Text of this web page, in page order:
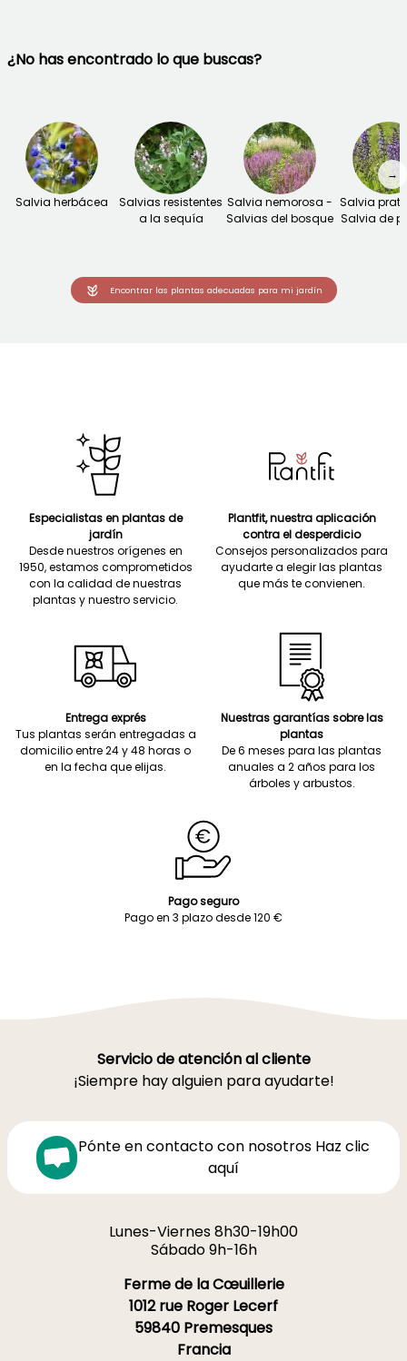
¿No has encontrado lo que buscas?
Salvia herbácea
Salvias resistentes
a la sequía
Salvia nemorosa -
Salvias del bosque
Salvia
Salvia de
→
Encontrar las plantas adecuadas para mi jardín
Especialistas en plantas de
jardín
Desde nuestros orígenes en
1950, estamos comprometidos
con la calidad de nuestras
plantas y nuestro servicio.
Plantfit, nuestra aplicación
contra el desperdicio
Consejos personalizados para
ayudarte a elegir las plantas
que más te convienen.
Entrega exprés
Tus plantas serán entregadas a
domicilio entre 24 y 48 horas o
en la fecha que elijas.
Nuestras garantías sobre las
plantas
De 6 meses para las plantas
anuales a 2 años para los
árboles y arbustos.
Pago seguro
Pago en 3 plazo desde 120 €
Servicio de atención al cliente
¡Siempre hay alguien para ayudarte!
Pónte en contacto con nosotros Haz clic
aquí
Lunes-Viernes 8h30-19h00
Sábado 9h-16h
Ferme de la Cœuillerie
1012 rue Roger Lecerf
59840 Premesques
Francia